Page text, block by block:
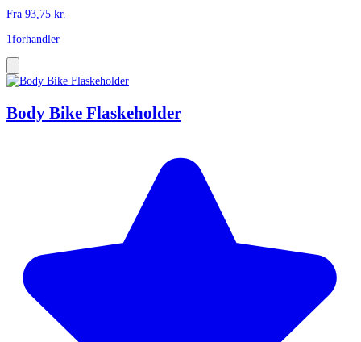
Fra 93,75 kr.
1forhandler
Body Bike Flaskeholder